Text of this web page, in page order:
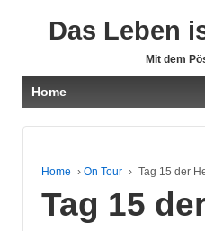
Das Leben
Mit dem
Home
Home › On Tour › Tag 15 der
Tag 15